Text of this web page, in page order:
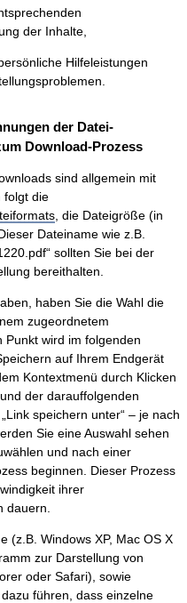
der Inhalte,
Hilfeleistungen
der Datei-
Download-Prozess
sind allgemein mit
folgt die
, die Dateigröße (in
Dateiname wie z.B.
sollten Sie bei der
bereithalten.
haben Sie die Wahl die
zugeordnetem
Punkt wird im folgenden
auf Ihrem Endgerät
Kontextmenü durch Klicken
der darauffolgenden
speichern unter“ – je nach
Sie eine Auswahl sehen
und nach einer
beginnen. Dieser Prozess
ihrer
dauern.
(z.B. Windows XP, Mac OS X
zur Darstellung von
oder Safari), sowie
führen, dass einzelne